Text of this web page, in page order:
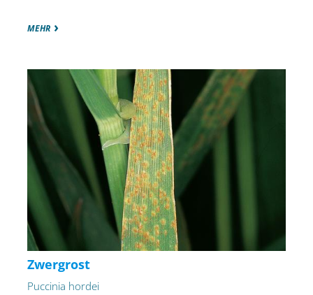
MEHR
Zwergrost
Puccinia hordei